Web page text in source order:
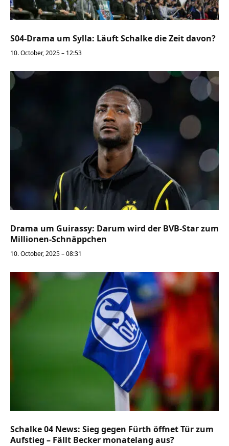
S04-Drama um Sylla: Läuft Schalke die Zeit davon?
10. October, 2025 – 12:53
Drama um Guirassy: Darum wird der BVB-Star zum
Millionen-Schnäppchen
10. October, 2025 – 08:31
Schalke 04 News: Sieg gegen Fürth öffnet Tür zum
Aufstieg – Fällt Becker monatelang aus?